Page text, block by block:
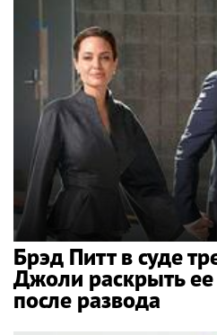
Брэд Питт в суде
Джоли раскрыть
после развода